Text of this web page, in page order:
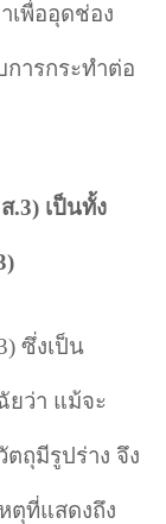
เพื่ออุดช่อง
ารกระทำต่อ
.3) เป็นทั้ง
ซึ่งเป็น
ยว่า แม้จะ
ตถุมีรูปร่าง จึง
ตุที่แสดงถึง